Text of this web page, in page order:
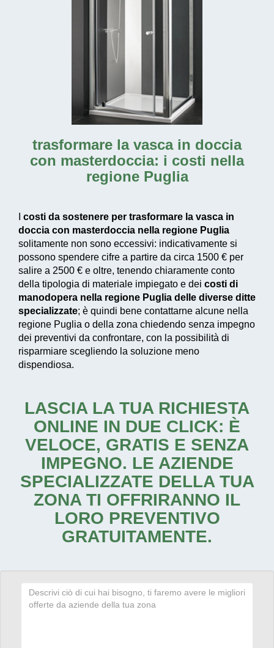
trasformare la vasca in doccia
con masterdoccia: i costi nella
regione Puglia
costi da sostenere per trasformare la vasca in
doccia con masterdoccia nella regione Puglia
solitamente non sono eccessivi: indicativamente si
possono spendere cifre a partire da circa 1500 € per
salire a 2500 € e oltre, tenendo chiaramente conto
della tipologia di materiale impiegato e dei costi di
manodopera nella regione Puglia delle diverse ditte
specializzate; è quindi bene contattarne alcune nella
regione Puglia o della zona chiedendo senza impegno
dei preventivi da confrontare, con la possibilità di
risparmiare scegliendo la soluzione meno
dispendiosa.
LASCIA LA TUA RICHIESTA
ONLINE IN DUE CLICK: È
VELOCE, GRATIS E SENZA
IMPEGNO. LE AZIENDE
SPECIALIZZATE DELLA TUA
ZONA TI OFFRIRANNO IL
LORO PREVENTIVO
GRATUITAMENTE.